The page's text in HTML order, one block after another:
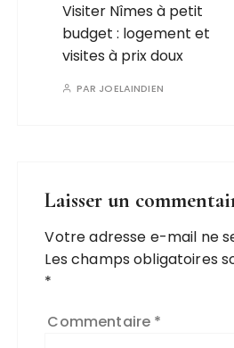
Visiter Nîmes à petit
budget : logement et
visites à prix doux
PAR JOELAINDIEN
Laisser un
Votre adresse e-mail ne
Les champs obligatoires
*
Commentaire *